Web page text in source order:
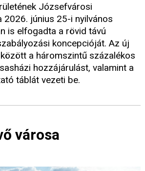
Józsefvárosi
2026. június 25-i nyilvános
is elfogadta a rövid távú
koncepcióját. Az új
a háromszintű százalékos
hozzájárulást, valamint a
táblát vezeti be.
városa